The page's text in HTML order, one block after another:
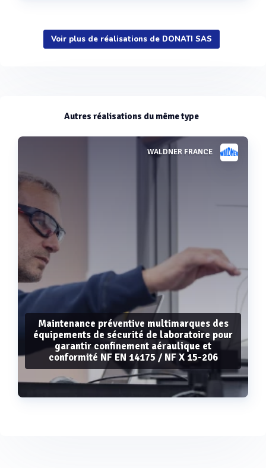
Voir plus
Voir plus de réalisations de DONATI SAS
Autres réalisations du même type
WALDNER FRANCE
Maintenance préventive multimarques des
équipements de sécurité de laboratoire pour
garantir confinement aéraulique et
conformité NF EN 14175 / NF X 15-206